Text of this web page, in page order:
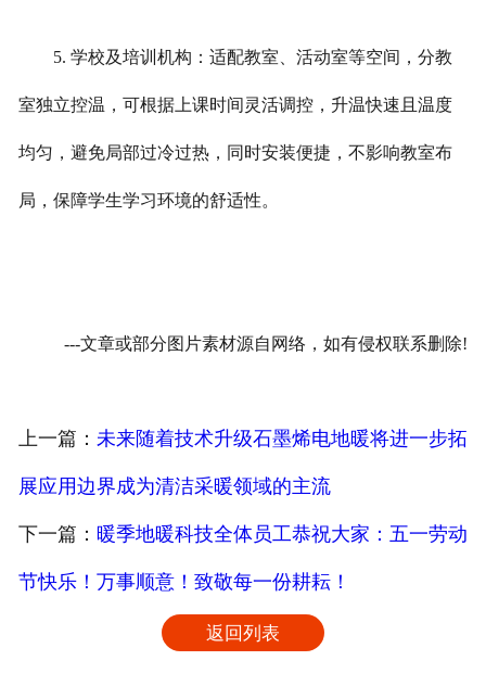
5. 学校及培训机构：适配教室、活动室等空间，分教
室独立控温，可根据上课时间灵活调控，升温快速且温度
均匀，避免局部过冷过热，同时安装便捷，不影响教室布
局，保障学生学习环境的舒适性。
---文章或部分图片素材源自网络，如有侵权联系删除!
上一篇： 未来随着技术升级石墨烯电地暖将进一步拓
展应用边界成为清洁采暖领域的主流
下一篇： 暖季地暖科技全体员工恭祝大家：五一劳动
节快乐！万事顺意！致敬每一份耕耘！
返回列表